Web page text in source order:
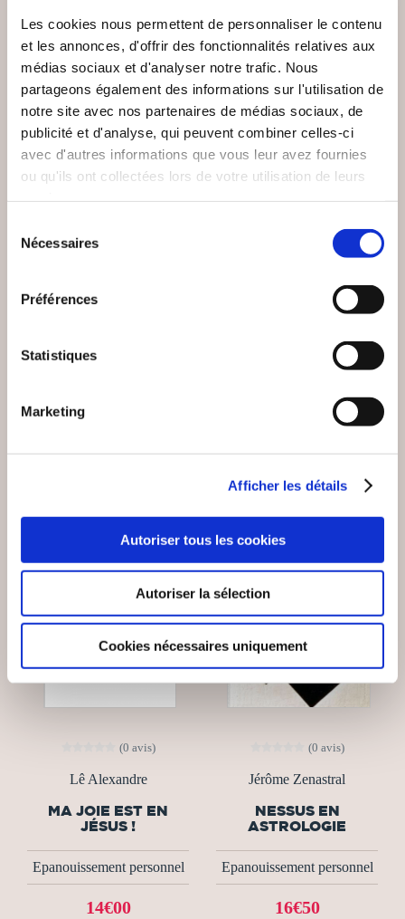
Les cookies nous permettent de personnaliser le contenu
et les annonces, d'offrir des fonctionnalités relatives aux
médias sociaux et d'analyser notre trafic. Nous
partageons également des informations sur l'utilisation de
notre site avec nos partenaires de médias sociaux, de
publicité et d'analyse, qui peuvent combiner celles-ci
avec d'autres informations que vous leur avez fournies
ou qu'ils ont collectées lors de votre utilisation de leurs
Nécessaires
Préférences
Statistiques
Marketing
Afficher les détails
Autoriser tous les cookies
Autoriser la sélection
Cookies nécessaires uniquement
Jérôme Zenastral DESPAROIR Célina
PERFORMANCE ET
LÂCHER-PRISE
(0 avis)
Lê Alexandre
MA JOIE EST EN
JÉSUS !
Epanouissement personnel
14€00
(0 avis)
Jérôme Zenastral
NESSUS EN
ASTROLOGIE
Epanouissement personnel
16€50